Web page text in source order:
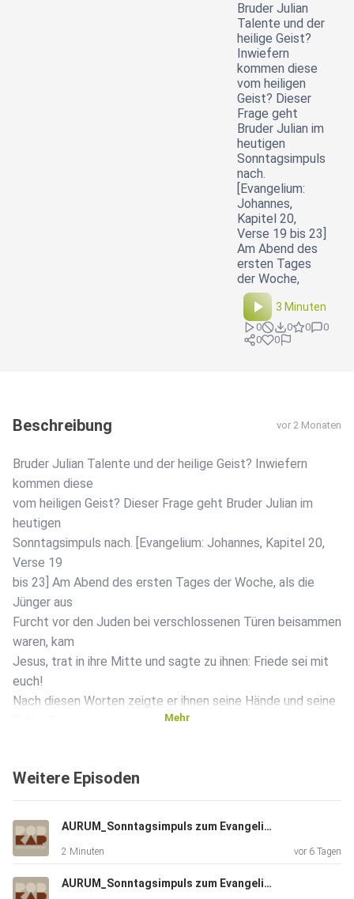
Bruder Julian
Talente und der
heilige Geist?
Inwiefern
kommen diese
vom heiligen
Geist? Dieser
Frage geht
Bruder Julian im
heutigen
Sonntagsimpuls
nach.
[Evangelium:
Johannes,
Kapitel 20,
Verse 19 bis 23]
Am Abend des
ersten Tages
der Woche,
3 Minuten
0 0 0
0
0
0
Beschreibung vor 2 Monaten
Bruder Julian Talente und der heilige Geist? Inwiefern
kommen diese
vom heiligen Geist? Dieser Frage geht Bruder Julian im
heutigen
Sonntagsimpuls nach. [Evangelium: Johannes, Kapitel 20,
Verse 19
bis 23] Am Abend des ersten Tages der Woche, als die
Jünger aus
Furcht vor den Juden bei verschlossenen Türen beisammen
waren, kam
Jesus, trat in ihre Mitte und sagte zu ihnen: Friede sei mit
euch!
Nach diesen Worten zeigte er ihnen seine Hände und seine
einmal zu ihnen: Friede sei mit euch! Wie mich der Vater
hat, so sende ich euch. Nachdem er das gesagt hatte,
hauchte er sie
an und sagte zu ihnen: Empfangt den Heiligen Geist! Denen
ihr die
Mehr
Weitere Episoden
AURUM_Sonntagsimpuls zum Evangelium | 2.8.26
2 Minuten vor 6 Tagen
AURUM_Sonntagsimpuls zum Evangelium | 25.7.26